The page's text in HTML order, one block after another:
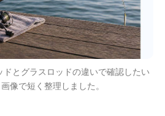
とグラスロッドの違いで確認したい
像で短く整理しました。